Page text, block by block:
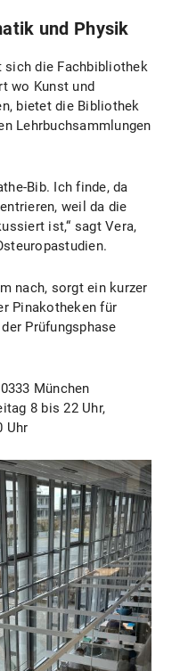
und Physik
sich die Fachbibliothek
wo Kunst und
bietet die Bibliothek
Lehrbuchsammlungen
Bib. Ich finde, da
weil da die
ist,“ sagt Vera,
nach, sorgt ein kurzer
Pinakotheken für
Prüfungsphase
München
8 bis 22 Uhr,
Uhr